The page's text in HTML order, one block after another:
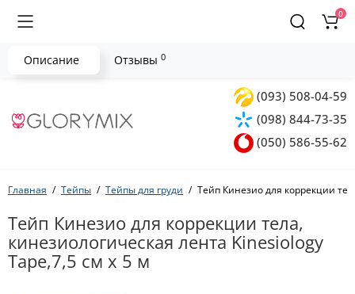
(093) 508-04-59
(098) 844-73-35
(050) 586-55-62
0
Главная Тейпы Тейпы для груди Тейп Кинезио для коррекции
Тейп Кинезио для коррекции тела,
кинезиологическая лента Kinesiology
Tape,7,5 см х 5 м
Описание Отзывы 0